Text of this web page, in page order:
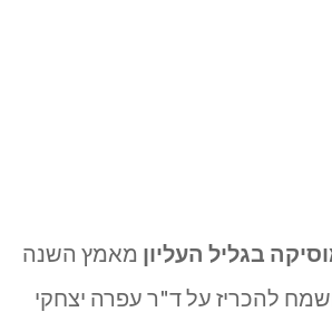
בגליל העליון מאמץ השנה
להכריז על ד"ר עפרה יצחקי